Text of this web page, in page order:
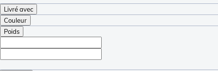
Livré avec
Couleur
Poids